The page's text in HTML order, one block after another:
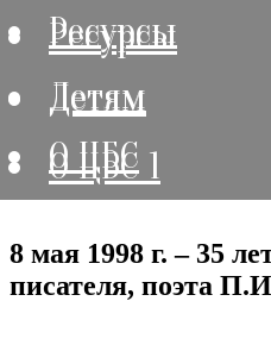
Ресурсы
Детям
О ЦБС
Ресурсы
Детям
О ЦБС 1
8 мая 1998 г. – 35
писателя, поэта